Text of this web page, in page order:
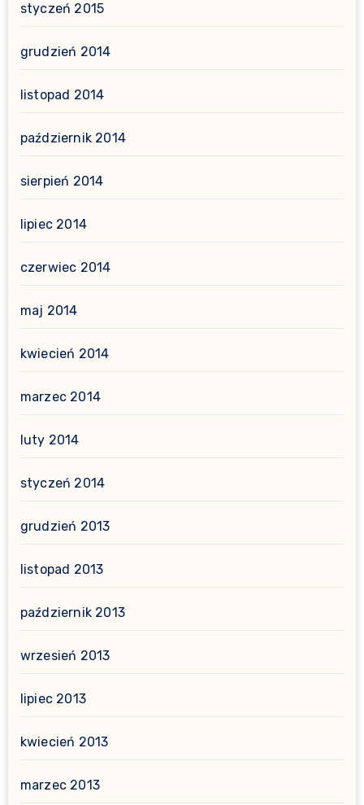
styczeń 2015
grudzień 2014
listopad 2014
październik 2014
sierpień 2014
lipiec 2014
czerwiec 2014
maj 2014
kwiecień 2014
marzec 2014
luty 2014
styczeń 2014
grudzień 2013
listopad 2013
październik 2013
wrzesień 2013
lipiec 2013
kwiecień 2013
marzec 2013